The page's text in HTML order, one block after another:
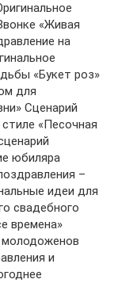
«Живая
на
«Букет роз»
для
Сценарий
«Песочная
юбиляра
–
идеи для
свадебного
времена»
молодоженов
и